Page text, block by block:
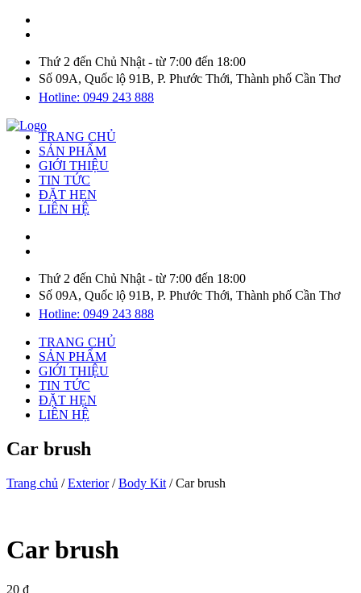
Thứ 2 đến Chủ Nhật - từ 7:00 đến 18:00
Số 09A, Quốc lộ 91B, P. Phước Thới, Thành phố Cần Thơ
Hotline: 0949 243 888
TRANG CHỦ
SẢN PHẨM
GIỚI THIỆU
TIN TỨC
ĐẶT HẸN
LIÊN HỆ
Thứ 2 đến Chủ Nhật - từ 7:00 đến 18:00
Số 09A, Quốc lộ 91B, P. Phước Thới, Thành phố Cần Thơ
Hotline: 0949 243 888
TRANG CHỦ
SẢN PHẨM
GIỚI THIỆU
TIN TỨC
ĐẶT HẸN
LIÊN HỆ
Car brush
Trang chủ /Exterior/Body Kit / Car brush
Car brush
20 ₫